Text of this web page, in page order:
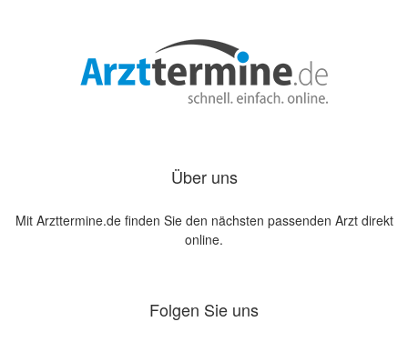
Über uns
Mit Arzttermine.de finden Sie den nächsten passenden Arzt direkt
online.
Folgen Sie uns